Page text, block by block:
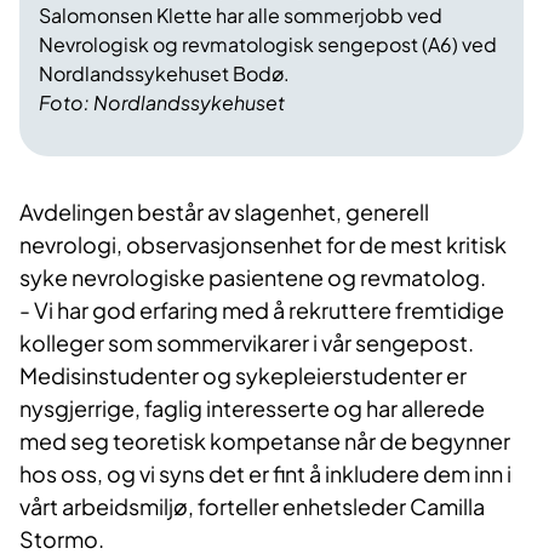
Foto: Nordlandssykehuset
Salomonsen Klette har alle sommerjobb ved
Nevrologisk og revmatologisk sengepost (A6) ved
Nordlandssykehuset Bodø.
Avdelingen består av slagenhet, generell
nevrologi, observasjonsenhet for de mest kritisk
syke nevrologiske pasientene og revmatolog.
- Vi har god erfaring med å rekruttere fremtidige
kolleger som sommervikarer i vår sengepost.
Medisinstudenter og sykepleierstudenter er
nysgjerrige, faglig interesserte og har allerede
med seg teoretisk kompetanse når de begynner
hos oss, og vi syns det er fint å inkludere dem inn i
vårt arbeidsmiljø, forteller enhetsleder Camilla
Stormo.